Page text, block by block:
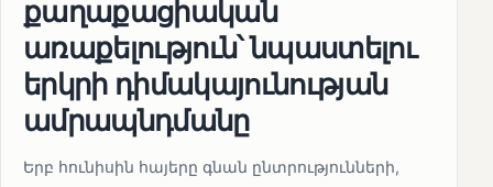
քաղաքացիական
առաքելություն՝ նպաստելու
երկրի դիմակայունության
ամրապնդմանը
Երբ հունիսին հայերը գնան ընտրությունների,